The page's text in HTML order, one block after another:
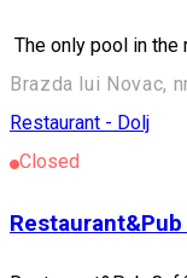
The only pool in
Brazda lui Novac,
Restaurant - Dolj
Closed